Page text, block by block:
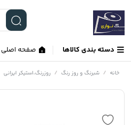
دسته بندی کالاها صفحه اصلی
خانه / شبرنگ و روز رنگ / روزرنگ،استیکر ایرانی